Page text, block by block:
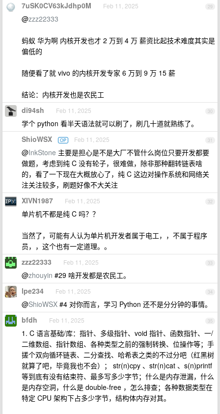
29
7uSK0CV63kJdhp0M Feb 11, 2025
@zzz22333
蚂蚁 华为啊 内核开发也才 2 万到 4 万 薪资比起技术难度其实是
偏低的
随便看了就 vivo 的内核开发专家 6 万到 9 万 15 薪
结论：内核开发也是农民工
30
di94sh Feb 11, 2025
学个 python 看半天语法就可以刷了，刷几十道就熟练了。
31
ShioWSX OP Feb 11, 2025
@InkStone 主要是担心是不是大厂不管什么岗位只要开发都要
做题，考虑到纯 C 没有轮子，很难做，除非那种翻转链表啥
的，看了一下现在大概放心了，纯 C 这边对操作系统和网络关
注关注较多，刷题好像不大关注
32
XIVN1987 Feb 11, 2025
单片机不都是纯 C 吗？？
当然了，可能有人认为单片机开发者属于电工，，不属于程序
员，，这个也有一定道理。。
33
zzz22333 Feb 11, 2025
@zhouyin #29 啥开发都是农民工。
34
lpe234 Feb 11, 2025
@ShioWSX #4 对你而言，学习 Python 还不是分分钟的事情。
35
bfdh Feb 11, 2025
1. C 语言基础/库：指针、多级指针、void 指针、函数指针、一/
二维数组、指针数组、各种类型之前的强制转换、位操作等；手
搓个双向循环链表、二分查找、哈希表之类的不过分吧（红黑树
就算了吧，毕竟我也不会）； str(n)cpy 、str(n)cat 、s(n)printf
等到底有没有结束符、最多写多少字节；什么是内存泄漏，什么
是内存空洞，什么是 double-free ，怎么排查；各种数据类型在
特定 CPU 架构下占多少字节，结构体内存对其。